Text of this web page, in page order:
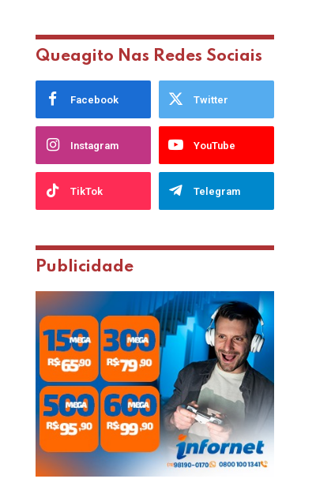
Queagito Nas Redes Sociais
Facebook Twitter
Instagram YouTube
TikTok Telegram
Publicidade